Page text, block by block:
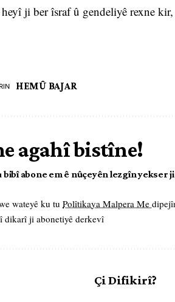
ji ber îsraf û gendeliyê rexne
HEMÛ BAJAR
agahî bistîne!
bibî abone em ê nûçeyên lezgîn yekser
wateyê ku tu Polîtikaya Malpera Me
ji abonetiyê derkevî
Çi Difikirî?